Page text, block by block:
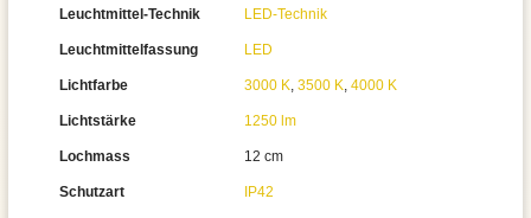
Leuchtmittel-Technik LED-Technik
Leuchtmittelfassung LED
Lichtfarbe 3000 K, 3500 K, 4000 K
Lichtstärke 1250 lm
Lochmass 12 cm
Schutzart IP42